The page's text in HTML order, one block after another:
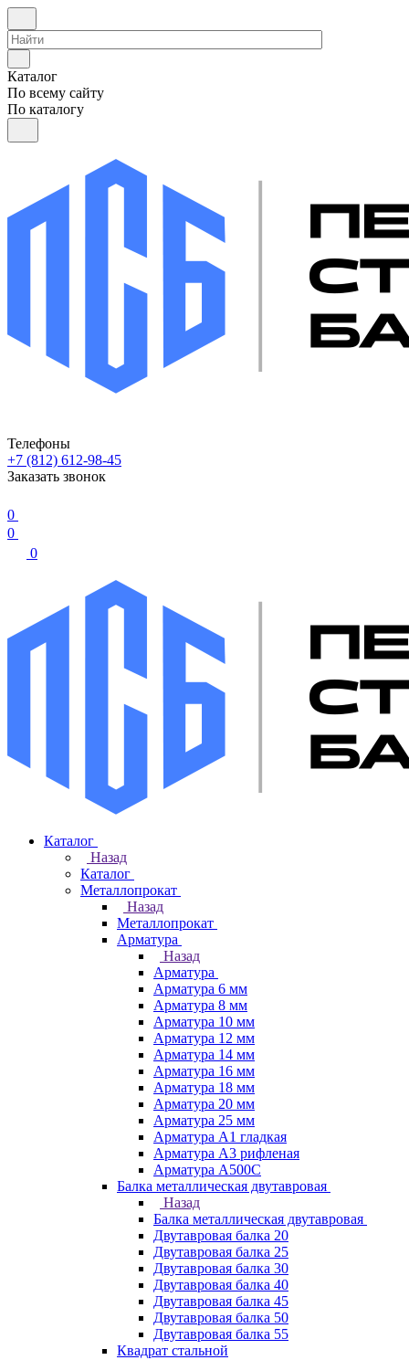
Каталог
По всему сайту
По каталогу
Телефоны
+7 (812) 612-98-45
Заказать звонок
0
0
0
Каталог
Назад
Каталог
Металлопрокат
Назад
Металлопрокат
Арматура
Назад
Арматура
Арматура 6 мм
Арматура 8 мм
Арматура 10 мм
Арматура 12 мм
Арматура 14 мм
Арматура 16 мм
Арматура 18 мм
Арматура 20 мм
Арматура 25 мм
Арматура А1 гладкая
Арматура А3 рифленая
Арматура А500С
Балка металлическая двутавровая
Назад
Балка металлическая двутавровая
Двутавровая балка 20
Двутавровая балка 25
Двутавровая балка 30
Двутавровая балка 40
Двутавровая балка 45
Двутавровая балка 50
Двутавровая балка 55
Квадрат стальной